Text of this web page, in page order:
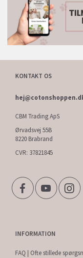
KONTAKT OS
CBM Trading ApS
Ørvadsvej 55B
8220 Brabrand
CVR: 37821845
INFORMATION
FAQ | Ofte stillede